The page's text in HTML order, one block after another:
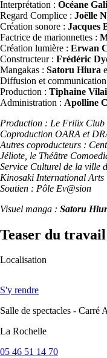
Interprétation : Océane
Regard Complice : Joëlle
Création sonore : Jacques
Factrice de marionnettes :
Création lumière : Erwan
Constructeur : Frédéric
Mangakas : Satoru Hiura
Diffusion et
Production : Tiphaine
Administration : Apolline
Production : Le Friiix Club
Coproduction OARA et
Autres coproducteurs :
Jéliote, le Théâtre
Service Culturel de la ville
Kinosaki International Arts
Soutien : Pôle Ev@sion
Visuel manga : Satoru
Teaser du
Localisation
S'y rendre
Salle de spectacles - Carré
La Rochelle
05 46 51 14 70